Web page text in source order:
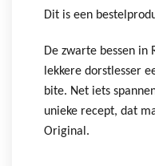
Dit is een
De zwarte bessen in
lekkere dorstlesser
bite. Net iets
unieke recept, dat
Original.